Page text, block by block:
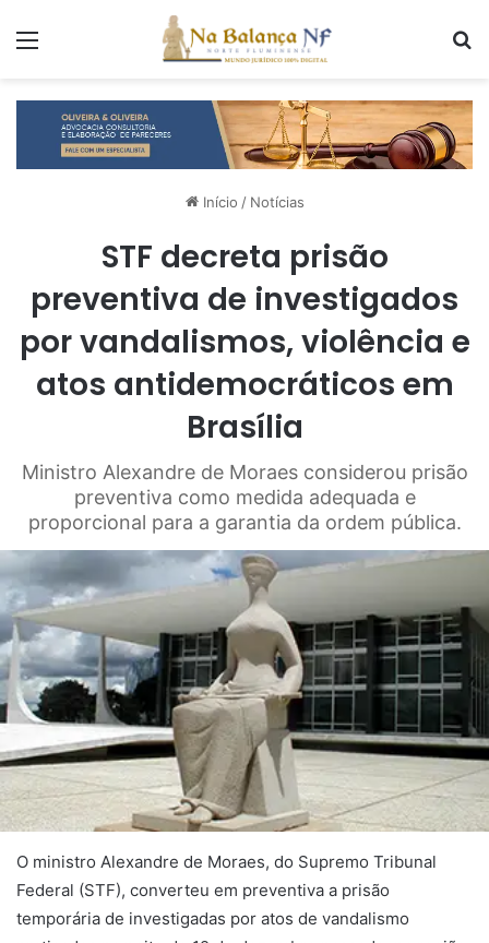
Início / Notícias
STF decreta prisão
preventiva de investigados
por vandalismos, violência e
atos antidemocráticos em
Brasília
Ministro Alexandre de Moraes considerou prisão
preventiva como medida adequada e
proporcional para a garantia da ordem pública.
O ministro Alexandre de Moraes, do Supremo Tribunal
Federal (STF), converteu em preventiva a prisão
temporária de investigadas por atos de vandalismo